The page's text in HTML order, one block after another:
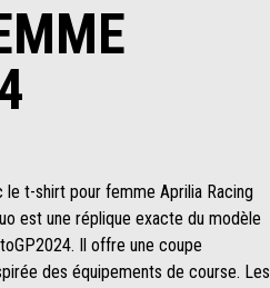
t-shirt pour femme Aprilia Racing
est une réplique exacte du modèle
Il offre une coupe
des équipements de course. Les